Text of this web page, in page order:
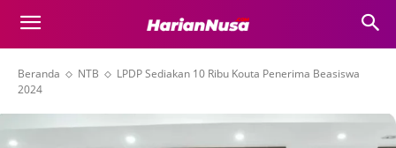
Beranda NTB
LPDP Sediakan 10 Ribu Kouta Penerima Beasiswa
2024